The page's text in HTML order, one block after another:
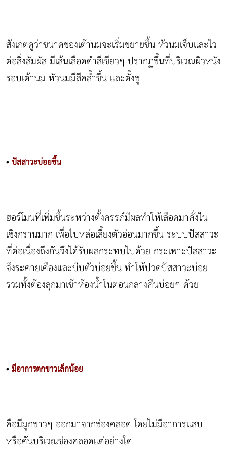
สังเกตดูว่าขนาดของเต้านมจะเริ่มขยายขึ้น หัวนมเจ็บและไว
ต่อสิ่งสัมผัส มีเส้นเลือดดำสีเขียวๆ ปรากฏขึ้นที่บริเวณผิวหนัง
รอบเต้านม หัวนมมีสีคล้ำขึ้น และตั้งชู
• ปัสสาวะบ่อยขึ้น
ฮอร์โมนที่เพิ่มขึ้นระหว่างตั้งครรภ์มีผลทำให้เลือดมาคั่งใน
เชิงกรานมาก เพื่อไปหล่อเลี้ยงตัวอ่อนมากขึ้น ระบบปัสสาวะ
ที่ต่อเนื่องถึงกันจึงได้รับผลกระทบไปด้วย กระเพาะปัสสาวะ
จึงระคายเคืองและบีบตัวบ่อยขึ้น ทำให้ปวดปัสสาวะบ่อย
รวมทั้งต้องลุกมาเข้าห้องน้ำในตอนกลางคืนบ่อยๆ ด้วย
• มีอาการตกขาวเล็กน้อย
คือมีมูกขาวๆ ออกมาจากช่องคลอด โดยไม่มีอาการแสบ
หรือคันบริเวณช่องคลอดแต่อย่างใด